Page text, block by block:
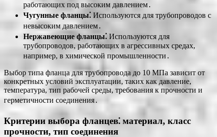
работающих под высоким давлением․
Чугунные фланцы⁚ Используются для трубопроводов с
невысоким давлением․
Нержавеющие фланцы⁚ Используются для
трубопроводов, работающих в агрессивных средах,
например, в химической промышленности․
Выбор типа фланца для трубопровода до 10 МПа зависит от
конкретных условий эксплуатации, таких как давление,
температура, тип рабочей среды, требования к прочности и
герметичности соединения․
Критерии выбора фланцев⁚ материал, класс
прочности, тип соединения